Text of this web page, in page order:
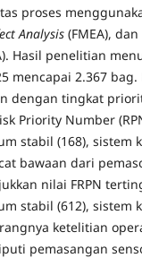
proses
Analysis (FMEA), dan
Hasil penelitian
mencapai 2.367
dengan tingkat
Priority Number
stabil (168), sistem
bawaan dari
nilai FRPN
stabil (612), sistem
ketelitian
pemasangan